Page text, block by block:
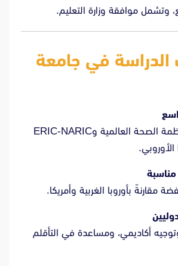
الدراسة في جامعة
معترف بها من منظمة الصحة العالمية وERIC-NARIC
الأوروبي.
مقارنةً بأوروبا الغربية وأمريكا.
أكاديمي، ومساعدة في التأقلم